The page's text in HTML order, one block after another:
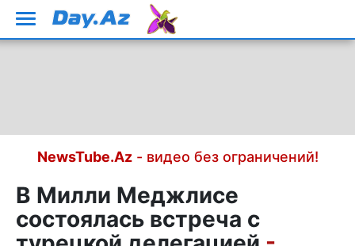
NewsTube.Az- видео без ограничений!
В Милли Меджлисе
состоялась встреча с